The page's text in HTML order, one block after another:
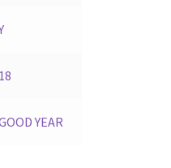
18
YEAR